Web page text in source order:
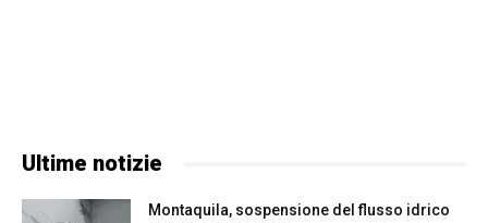
Ultime notizie
Montaquila, sospensione del flusso idrico